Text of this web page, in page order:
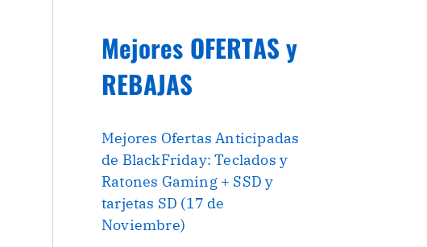
Mejores OFERTAS y
REBAJAS
Mejores Ofertas Anticipadas
de BlackFriday: Teclados y
Ratones Gaming + SSD y
tarjetas SD (17 de
Noviembre)